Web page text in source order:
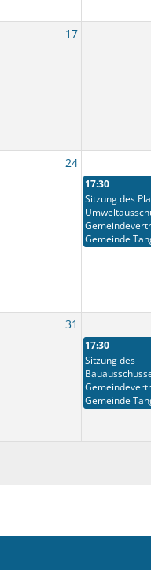
17
24
17:30
Sitzung des
Gemeinde
31
17:30
Sitzung des
Gemeinde